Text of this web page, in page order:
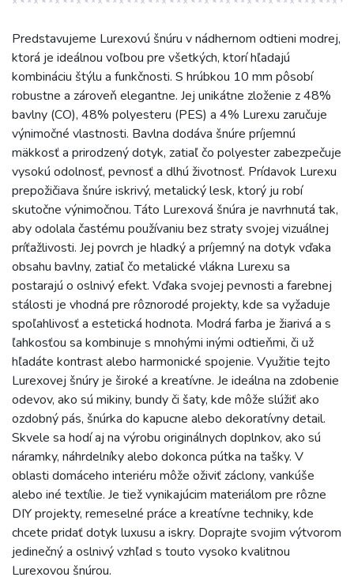
Predstavujeme Lurexovú šnúru v nádhernom odtieni modrej,
ktorá je ideálnou voľbou pre všetkých, ktorí hľadajú
kombináciu štýlu a funkčnosti. S hrúbkou 10 mm pôsobí
robustne a zároveň elegantne. Jej unikátne zloženie z 48%
bavlny (CO), 48% polyesteru (PES) a 4% Lurexu zaručuje
výnimočné vlastnosti. Bavlna dodáva šnúre príjemnú
mäkkosť a prirodzený dotyk, zatiaľ čo polyester zabezpečuje
vysokú odolnosť, pevnosť a dlhú životnosť. Prídavok Lurexu
prepožičiava šnúre iskrivý, metalický lesk, ktorý ju robí
skutočne výnimočnou. Táto Lurexová šnúra je navrhnutá tak,
aby odolala častému používaniu bez straty svojej vizuálnej
príťažlivosti. Jej povrch je hladký a príjemný na dotyk vďaka
obsahu bavlny, zatiaľ čo metalické vlákna Lurexu sa
postarajú o oslnivý efekt. Vďaka svojej pevnosti a farebnej
stálosti je vhodná pre rôznorodé projekty, kde sa vyžaduje
spoľahlivosť a estetická hodnota. Modrá farba je žiarivá a s
ľahkosťou sa kombinuje s mnohými inými odtieňmi, či už
hľadáte kontrast alebo harmonické spojenie. Využitie tejto
Lurexovej šnúry je široké a kreatívne. Je ideálna na zdobenie
odevov, ako sú mikiny, bundy či šaty, kde môže slúžiť ako
ozdobný pás, šnúrka do kapucne alebo dekoratívny detail.
Skvele sa hodí aj na výrobu originálnych doplnkov, ako sú
náramky, náhrdelníky alebo dokonca pútka na tašky. V
oblasti domáceho interiéru môže oživiť záclony, vankúše
alebo iné textílie. Je tiež vynikajúcim materiálom pre rôzne
DIY projekty, remeselné práce a kreatívne techniky, kde
chcete pridať dotyk luxusu a iskry. Doprajte svojim výtvorom
jedinečný a oslnivý vzhľad s touto vysoko kvalitnou
Lurexovou šnúrou.